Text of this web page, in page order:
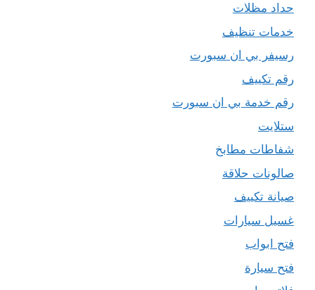
حداد مظلات
خدمات تنظيف
رسيفر بي ان سبورت
رقم تكييف
رقم خدمة بي ان سبورت
ستلايت
شفاطات مطابخ
صالونات حلاقة
صيانة تكييف
غسيل سيارات
فتح ابواب
فتح سيارة